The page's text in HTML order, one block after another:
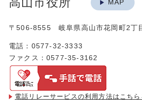
MAP
〒506-8555 岐阜県高山市花岡町2
電話：0577-32-3333
ファクス：0577-35-3162
電話リレーサービスの利用方法は こち